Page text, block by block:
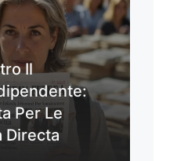
Il
Per Le
Directa